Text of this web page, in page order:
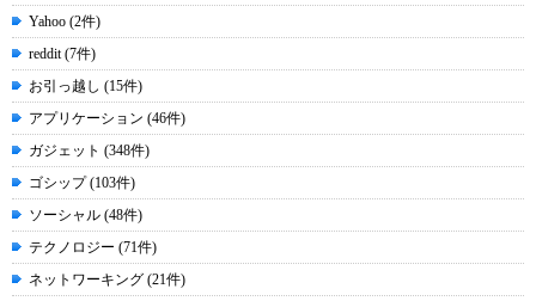
Yahoo (2件)
reddit (7件)
お引っ越し (15件)
アプリケーション (46件)
ガジェット (348件)
ゴシップ (103件)
ソーシャル (48件)
テクノロジー (71件)
ネットワーキング (21件)